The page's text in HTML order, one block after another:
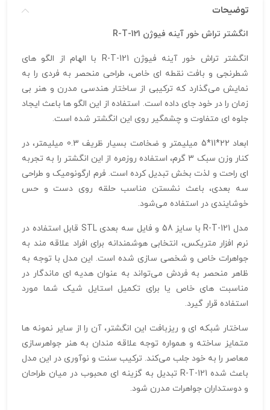
توضیحات
انگشتر تراش خور آینه فیوژن R-T-121
انگشتر تراش خور آینه فیوژن R-T-121 با الهام از الگو های
شطرنجی و بافت نقطه‌ ای خاص، طراحی منحصر به‌ فردی را به
نمایش می‌گذارد که ترکیبی از ساختار هندسی مدرن و هنر بی‌
زمان را در خود جای داده است. استفاده از این الگو ها باعث ایجاد
جلوه‌ ای متفاوت و چشمگیر روی این انگشتر شده است.
ابعاد 22*11*5 میلیمتر و ضخامت بسیار ظریف 0.3 میلیمتر، در
کنار وزن سبک 3 گرم، استفاده روزمره از این انگشتر را به تجربه‌
ای راحت و لذت‌ بخش تبدیل کرده است. فرم ارگونومیک و طراحی
سه‌ بعدی، باعث نشستن مناسب حلقه روی دست و حس
خوشایندی در استفاده می‌شود.
مدل R-T-121 با سایز 58 و فایل سه‌ بعدی STL قابل استفاده در
نرم‌ افزار متریکس، انتخابی هوشمندانه برای افراد علاقه‌ مند به
جواهرات خاص و شخصی‌ سازی‌ شده است. این مدل با توجه به
ظاهر منحصر به فردش می‌تواند به عنوان هدیه‌ ای ماندگار در
مناسبت‌ های خاص یا برای تکمیل استایل شیک شما مورد
استفاده قرار گیرد.
ساختار شبکه‌ ای و ریزبافت این انگشتر، آن را از سایر نمونه‌ ها
متمایز ساخته و همواره توجه علاقه‌ مندان به هنر جواهرسازی
معاصر را به خود جلب می‌کند. ترکیب سنت و نوآوری در این مدل
باعث شده R-T-121 تبدیل به گزینه‌ ای محبوب در میان طراحان
و دوستداران جواهرات مدرن شود.